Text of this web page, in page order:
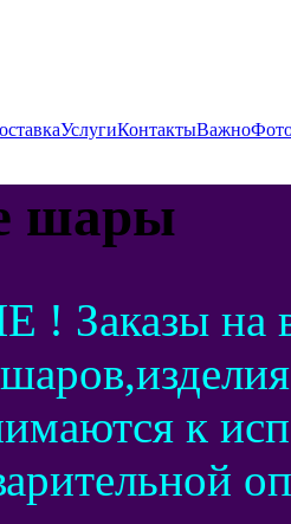
УслугиКонтактыВажно
шары
Заказы на
к